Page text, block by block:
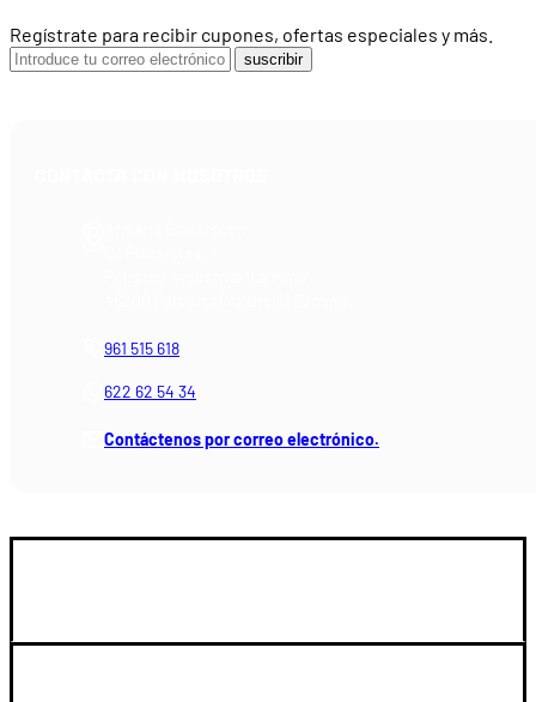
Regístrate para recibir cupones, ofertas especiales y más.
suscribir
961 515 618
622 62 54 34
Contáctenos por correo electrónico.